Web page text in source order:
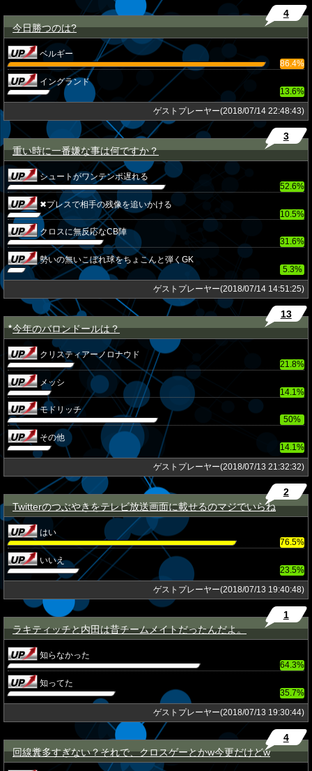
今日勝つのは?
4
ベルギー
86.4%
イングランド
13.6%
ゲストプレーヤー(2018/07/14 22:48:43)
重い時に一番嫌な事は何ですか？
3
シュートがワンテンポ遅れる
52.6%
✖プレスで相手の残像を追いかける
10.5%
クロスに無反応なCB陣
31.6%
勢いの無いこぼれ球をちょこんと弾くGK
5.3%
ゲストプレーヤー(2018/07/14 14:51:25)
★今年のバロンドールは？
13
クリスティアーノロナウド
21.8%
メッシ
14.1%
モドリッチ
50%
その他
14.1%
ゲストプレーヤー(2018/07/13 21:32:32)
Twitterのつぶやきをテレビ放送画面に載せるのマジでいらね
2
はい
76.5%
いいえ
23.5%
ゲストプレーヤー(2018/07/13 19:40:48)
ラキティッチと内田は昔チームメイトだったんだよ。
1
知らなかった
64.3%
知ってた
35.7%
ゲストプレーヤー(2018/07/13 19:30:44)
回線糞多すぎない？それで、クロスゲーとかw今更だけどw
4